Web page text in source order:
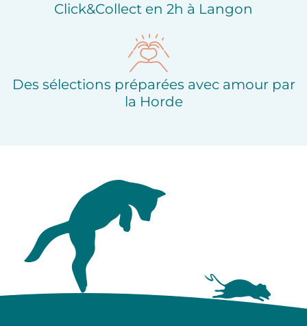
Click&Collect en 2h à Langon
Des sélections préparées avec amour par
la Horde